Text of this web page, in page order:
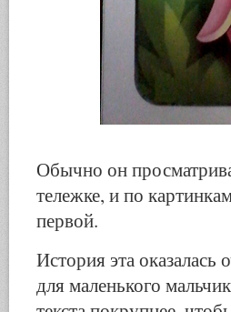
Обычно он
тележке, и по
первой.
История эта оказалась
для маленького